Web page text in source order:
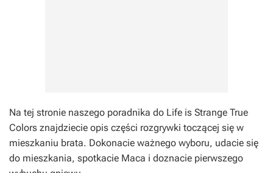
Na tej stronie naszego poradnika do Life is Strange True
Colors znajdziecie opis części rozgrywki toczącej się w
mieszkaniu brata. Dokonacie ważnego wyboru, udacie się
do mieszkania, spotkacie Maca i doznacie pierwszego